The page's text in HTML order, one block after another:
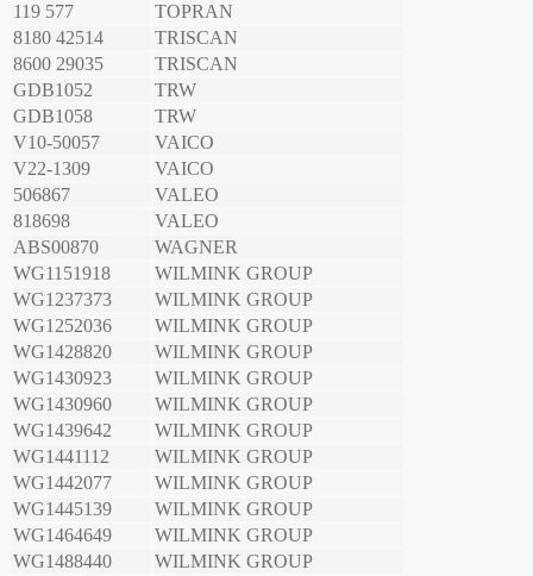
119 577
TOPRAN
8180 42514
TRISCAN
8600 29035
TRISCAN
GDB1052
TRW
GDB1058
TRW
V10-50057
VAICO
V22-1309
VAICO
506867
VALEO
818698
VALEO
ABS00870
WAGNER
WG1151918
WILMINK GROUP
WG1237373
WILMINK GROUP
WG1252036
WILMINK GROUP
WG1428820
WILMINK GROUP
WG1430923
WILMINK GROUP
WG1430960
WILMINK GROUP
WG1439642
WILMINK GROUP
WG1441112
WILMINK GROUP
WG1442077
WILMINK GROUP
WG1445139
WILMINK GROUP
WG1464649
WILMINK GROUP
WG1488440
WILMINK GROUP